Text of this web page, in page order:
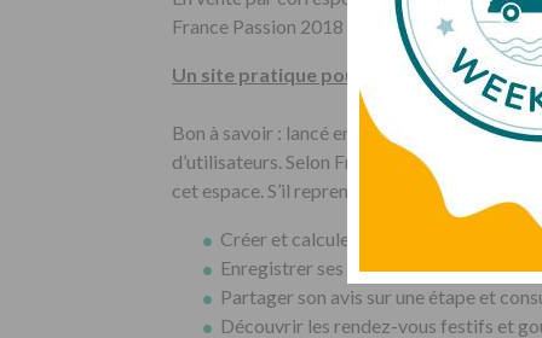
France Passion 2018 est valide de mars
Un site pratique pour préparer ses
Bon à savoir : lancé en 2014 en même
d’utilisateurs. Selon France Passion, 63%
cet espace. S’il reprend toutes les
Créer et calculez des itinéraires
Enregistrer ses carnets de voyages
Partager son avis sur une étape et
Découvrir les rendez-vous festifs et